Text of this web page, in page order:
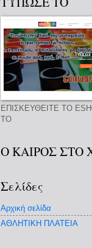
ΕΠΙΣΚΕΥΘΕΙΤΕ ΤΟ
ΤΟ
Ο ΚΑΙΡΟΣ ΣΤΟ
Σελίδες
Αρχική σελίδα
ΑΘΛΗΤΙΚΗ ΠΛΑΤΕΙΑ